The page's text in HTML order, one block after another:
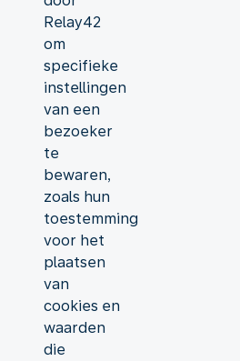
Relay42
om
specifieke
instellingen
van een
bezoeker
te
bewaren,
zoals hun
toestemming
voor het
plaatsen
van
cookies en
waarden
die